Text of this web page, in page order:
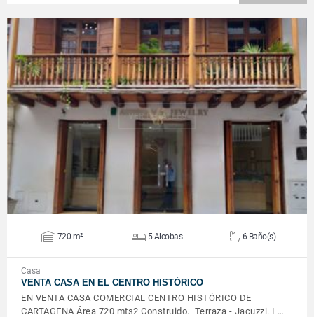
VER DETALLES
720 m² 5 Alcobas 6 Baño(s)
Casa
VENTA CASA EN EL CENTRO HISTÓRICO
EN VENTA CASA COMERCIAL CENTRO HISTÓRICO DE
CARTAGENA Área 720 mts2 Construido. Terraza - Jacuzzi. L…